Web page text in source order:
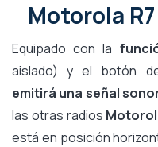
Motorola
Equipado con la
aislado) y el botón
emitirá una señal
las otras radios
está en posición